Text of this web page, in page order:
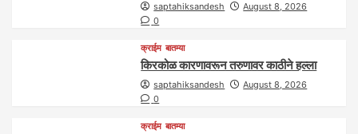
saptahiksandesh
August 8, 2026
0
क्राईम बातम्या
किरकोळ कारणावरून तरुणावर काठीने हल्ला
saptahiksandesh
August 8, 2026
0
क्राईम बातम्या